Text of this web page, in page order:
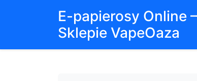
E-papierosy Online
Sklepie VapeOaza